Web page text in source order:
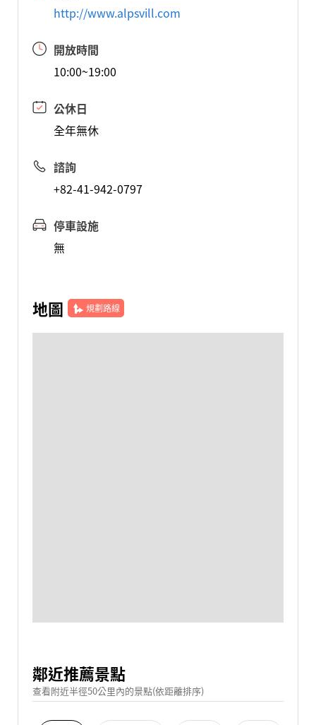
http://www.alpsvill.com
開放時間
10:00~19:00
公休日
全年無休
諮詢
+82-41-942-0797
停車設施
無
地圖 規劃路線
鄰近推薦景點
查看附近半徑50公里內的景點(依距離排序)